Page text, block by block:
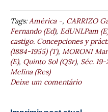
Tags:América -, CARRIZO
Fernando (Ed), EdUNLPam
castigo. Concepciones y
(1884-1955) (T), MORONI
(E), Quinto Sol (QSr), Séc.
Melina (Res)
Deixe um comentário